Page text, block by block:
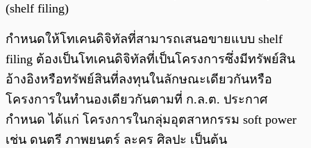
(shelf filing)
กำหนดให้โทเคนดิจิทัลที่สามารถเสนอขายแบบ shelf
filing ต้องเป็นโทเคนดิจิทัลที่เป็นโครงการซึ่งมีทรัพย์สิน
อ้างอิงหรือทรัพย์สินที่ลงทุนในลักษณะเดียวกันหรือ
โครงการในทำนองเดียวกันตามที่ ก.ล.ต. ประกาศ
กำหนด ได้แก่ โครงการในกลุ่มอุตสาหกรรม soft power
เช่น ดนตรี ภาพยนตร์ ละคร ศิลปะ เป็นต้น